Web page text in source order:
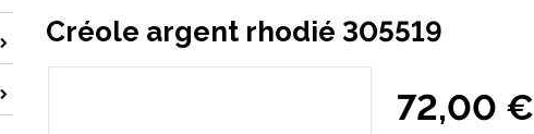
Créole argent rhodié 305519
72,00 €